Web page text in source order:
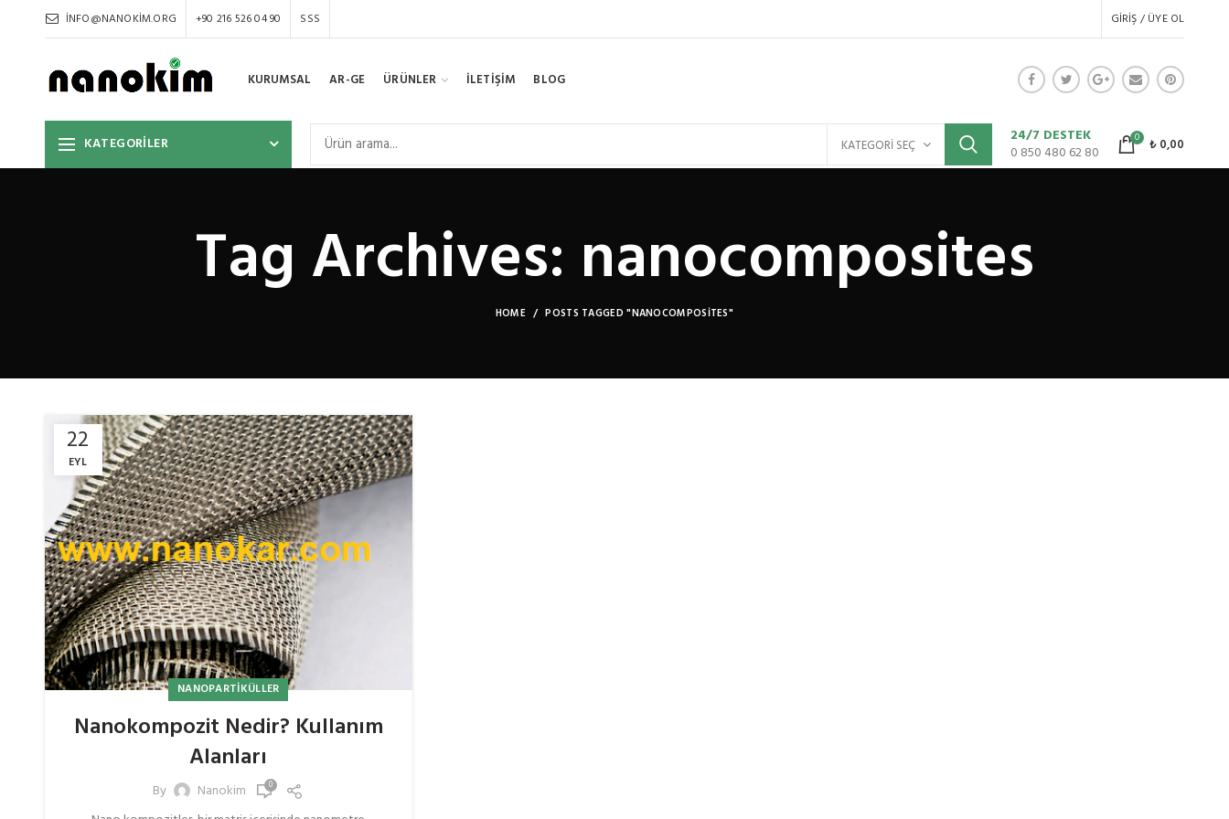
INFO@NANOKIM.ORG +90 216 526 04 90 SSS GIRIŞ / ÜYE OL
KURUMSAL AR-GE ÜRÜNLER İLETİŞİM BLOG
KATEGORİLER KATEGORI SEÇ
24/7 DESTEK
0 850 480 62 80
0 ₺0,00
Tag Archives: nanocomposites
HOME POSTS TAGGED "NANOCOMPOSITES"
22
EYL
NANOPARTIKÜLLER
Nanokompozit Nedir? Kullanım
Alanları
By Nanokim 0